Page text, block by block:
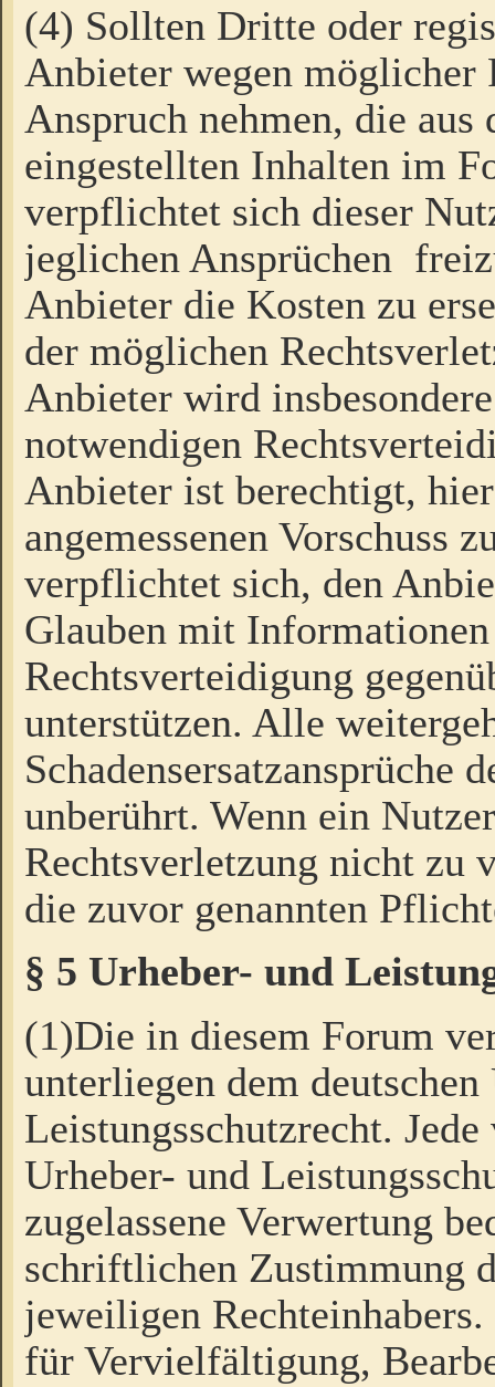
(4) Sollten Dritte oder
Anbieter wegen möglicher
Anspruch nehmen, die
eingestellten Inhalten im
verpflichtet sich dieser
jeglichen Ansprüchen
Anbieter die Kosten zu
der möglichen
Anbieter wird
notwendigen
Anbieter ist berechtigt,
angemessenen Vorschuss
verpflichtet sich, den
Glauben mit
Rechtsverteidigung
unterstützen. Alle
Schadensersatzansprüche
unberührt. Wenn ein
Rechtsverletzung nicht zu
die zuvor genannten
§ 5 Urheber- und
(1)Die in diesem Forum
unterliegen dem
Leistungsschutzrecht.
Urheber- und
zugelassene Verwertung
schriftlichen Zustimmung
jeweiligen
für Vervielfältigung,